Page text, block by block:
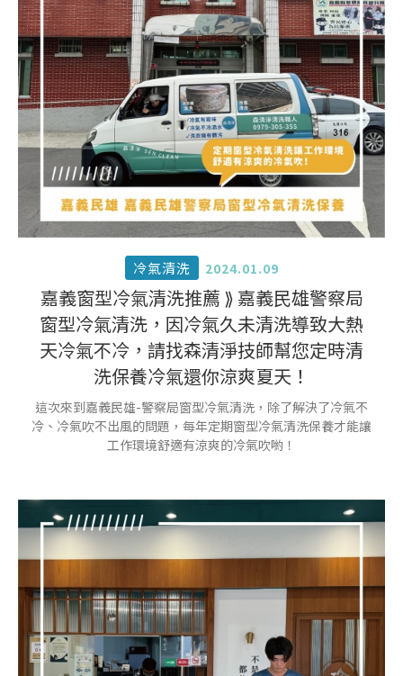
冷氣清洗 2024.01.09
嘉義窗型冷氣清洗推薦 ⟫ 嘉義民雄警察局
窗型冷氣清洗，因冷氣久未清洗導致大熱
天冷氣不冷，請找森清淨技師幫您定時清
洗保養冷氣還你涼爽夏天！
這次來到嘉義民雄-警察局窗型冷氣清洗，除了解決了冷氣不
冷、冷氣吹不出風的問題，每年定期窗型冷氣清洗保養才能讓
工作環境舒適有涼爽的冷氣吹喲！